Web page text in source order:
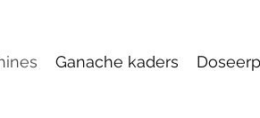
Ganache kaders